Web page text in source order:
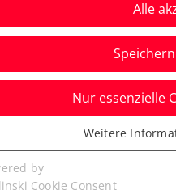
Alle
Nur essenzielle
Cookies werden für
benötigt. Dadurch ist
Weitere
by
Cookie Consent